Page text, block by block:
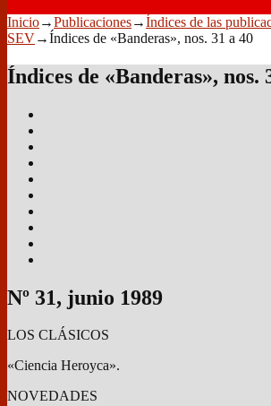
Inicio→Publicaciones→Índices de las
SEV→Índices de «Banderas», nos. 31 a 40
Índices de «Banderas», nos.
Nº 31, junio 1989
LOS CLÁSICOS
«Ciencia Heroyca».
NOVEDADES